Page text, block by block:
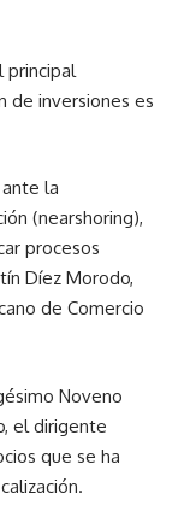
principal
de inversiones es
la
(nearshoring),
procesos
Díez Morodo,
de Comercio
Noveno
el dirigente
que se ha